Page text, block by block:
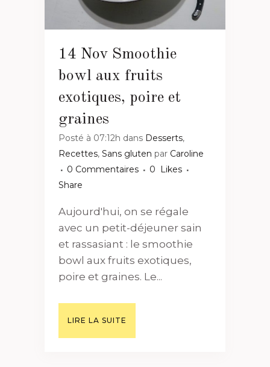
14 Nov Smoothie
bowl aux fruits
exotiques, poire et
graines
Posté à 07:12h dans Desserts,
Recettes, Sans gluten par Caroline
0 Commentaires
0
Likes
Share
Aujourd'hui, on se régale
avec un petit-déjeuner sain
et rassasiant : le smoothie
bowl aux fruits exotiques,
poire et graines. Le...
LIRE LA SUITE